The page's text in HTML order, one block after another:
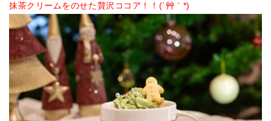
抹茶クリームをのせた贅沢ココア！！(´艸｀*)